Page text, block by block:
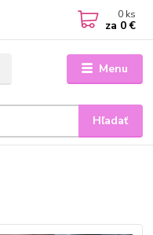
Menu
Hľadať
0 ks
za 0 €